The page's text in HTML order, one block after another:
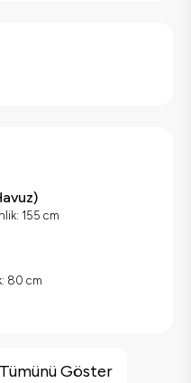
)
155 cm
80 cm
Göster